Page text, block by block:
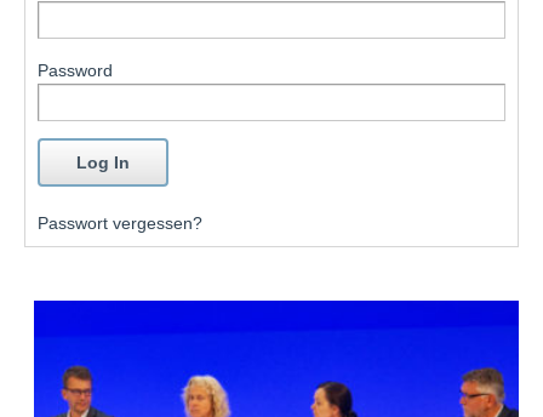
Password
Passwort vergessen?